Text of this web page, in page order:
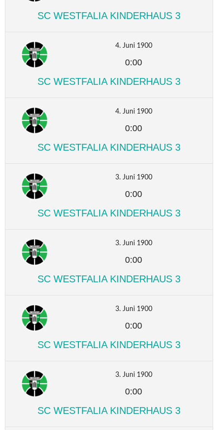
SC WESTFALIA KINDERHAUS 3
4. Juni 1900
0:00
SC WESTFALIA KINDERHAUS 3
4. Juni 1900
0:00
SC WESTFALIA KINDERHAUS 3
3. Juni 1900
0:00
SC WESTFALIA KINDERHAUS 3
3. Juni 1900
0:00
SC WESTFALIA KINDERHAUS 3
3. Juni 1900
0:00
SC WESTFALIA KINDERHAUS 3
3. Juni 1900
0:00
SC WESTFALIA KINDERHAUS 3